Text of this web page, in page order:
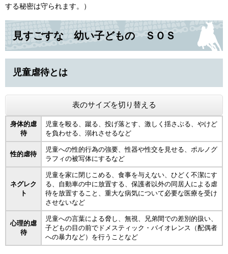
する秘密は守られます。）
見すごすな 幼い子どもの ＳＯＳ
児童虐待とは
表のサイズを切り替える
身体的虐
待
児童を殴る、蹴る、投げ落とす、激しく揺さぶる、やけど
を負わせる、溺れさせるなど
性的虐待
児童への性的行為の強要、性器や性交を見せる、ポルノグ
ラフィの被写体にするなど
ネグレク
ト
児童を家に閉じこめる、食事を与えない、ひどく不潔にす
る、自動車の中に放置する、保護者以外の同居人による虐
待を放置すること、重大な病気について必要な医療を受け
させないなど
心理的虐
待
児童への言葉による脅し、無視、兄弟間での差別的扱い、
子どもの目の前でドメスティック・バイオレンス（配偶者
への暴力など）を行うことなど